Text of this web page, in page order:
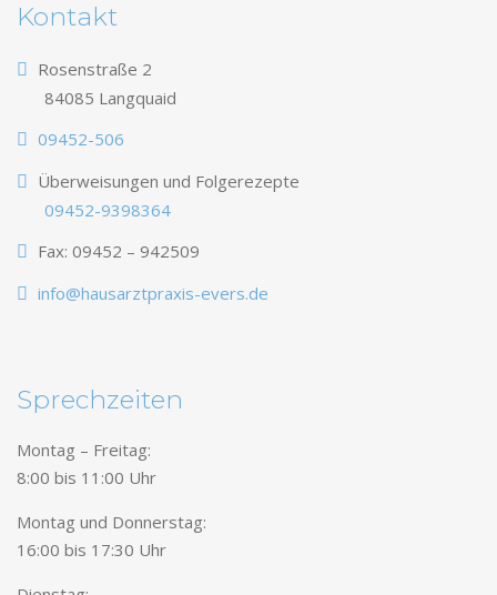
Kontakt
Rosenstraße 2
84085 Langquaid
09452-506
Überweisungen und Folgerezepte
09452-9398364
Fax: 09452 – 942509
info@hausarztpraxis-evers.de
Sprechzeiten
Montag – Freitag:
8:00 bis 11:00 Uhr
Montag und Donnerstag:
16:00 bis 17:30 Uhr